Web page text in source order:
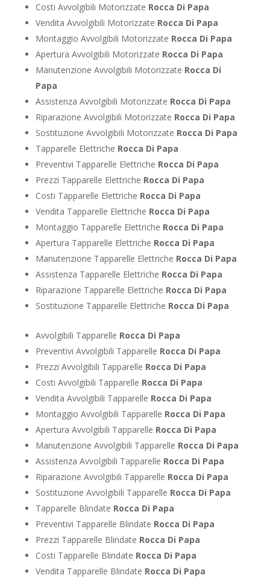
Costi Avvolgibili Motorizzate Rocca Di Papa
Vendita Avvolgibili Motorizzate Rocca Di Papa
Montaggio Avvolgibili Motorizzate Rocca Di Papa
Apertura Avvolgibili Motorizzate Rocca Di Papa
Manutenzione Avvolgibili Motorizzate Rocca Di
Papa
Assistenza Avvolgibili Motorizzate Rocca Di Papa
Riparazione Avvolgibili Motorizzate Rocca Di Papa
Sostituzione Avvolgibili Motorizzate Rocca Di Papa
Tapparelle Elettriche Rocca Di Papa
Preventivi Tapparelle Elettriche Rocca Di Papa
Prezzi Tapparelle Elettriche Rocca Di Papa
Costi Tapparelle Elettriche Rocca Di Papa
Vendita Tapparelle Elettriche Rocca Di Papa
Montaggio Tapparelle Elettriche Rocca Di Papa
Apertura Tapparelle Elettriche Rocca Di Papa
Manutenzione Tapparelle Elettriche Rocca Di Papa
Assistenza Tapparelle Elettriche Rocca Di Papa
Riparazione Tapparelle Elettriche Rocca Di Papa
Sostituzione Tapparelle Elettriche Rocca Di Papa
Avvolgibili Tapparelle Rocca Di Papa
Preventivi Avvolgibili Tapparelle Rocca Di Papa
Prezzi Avvolgibili Tapparelle Rocca Di Papa
Costi Avvolgibili Tapparelle Rocca Di Papa
Vendita Avvolgibili Tapparelle Rocca Di Papa
Montaggio Avvolgibili Tapparelle Rocca Di Papa
Apertura Avvolgibili Tapparelle Rocca Di Papa
Manutenzione Avvolgibili Tapparelle Rocca Di Papa
Assistenza Avvolgibili Tapparelle Rocca Di Papa
Riparazione Avvolgibili Tapparelle Rocca Di Papa
Sostituzione Avvolgibili Tapparelle Rocca Di Papa
Tapparelle Blindate Rocca Di Papa
Preventivi Tapparelle Blindate Rocca Di Papa
Prezzi Tapparelle Blindate Rocca Di Papa
Costi Tapparelle Blindate Rocca Di Papa
Vendita Tapparelle Blindate Rocca Di Papa